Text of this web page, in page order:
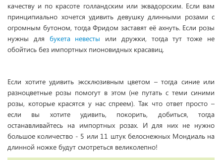
качеству и по красоте голландским или эквадорским. Если вам
принципиально хочется удивить девушку длинными розами с
огромным бутоном, тогда Фридом заставят её ахнуть. Если розы
нужны для букета невесты или дружки, тогда тут тоже не
обойтись без импортных пионовидных красавиц.
Если хотите удивить эксклюзивным цветом – тогда синие или
разноцветные розы помогут в этом (не путать с теми синими
розы, которые красятся у нас спреем). Так что ответ просто –
если вы хотите удивить, покорить, добиться, тогда
останавливайтесь на импортных розах. И для них не нужно
большое количество - 5 или 11 штук белоснежных Мондиаль на
длинной ножке будут смотреться великолепно!